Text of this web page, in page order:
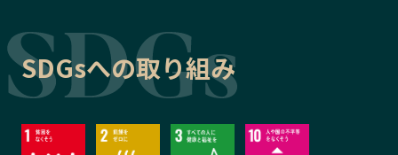
SDGsへの取り組み